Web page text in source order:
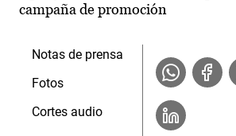
campaña de promoción
Notas de prensa
Fotos
Cortes audio